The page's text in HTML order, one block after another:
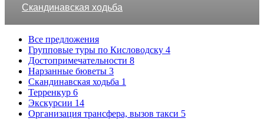
Скандинавская ходьба
Все предложения
Групповые туры по Кисловодску 4
Достопримечательности 8
Нарзанные бюветы 3
Скандинавская ходьба 1
Терренкур 6
Экскурсии 14
Организация трансфера, вызов такси 5